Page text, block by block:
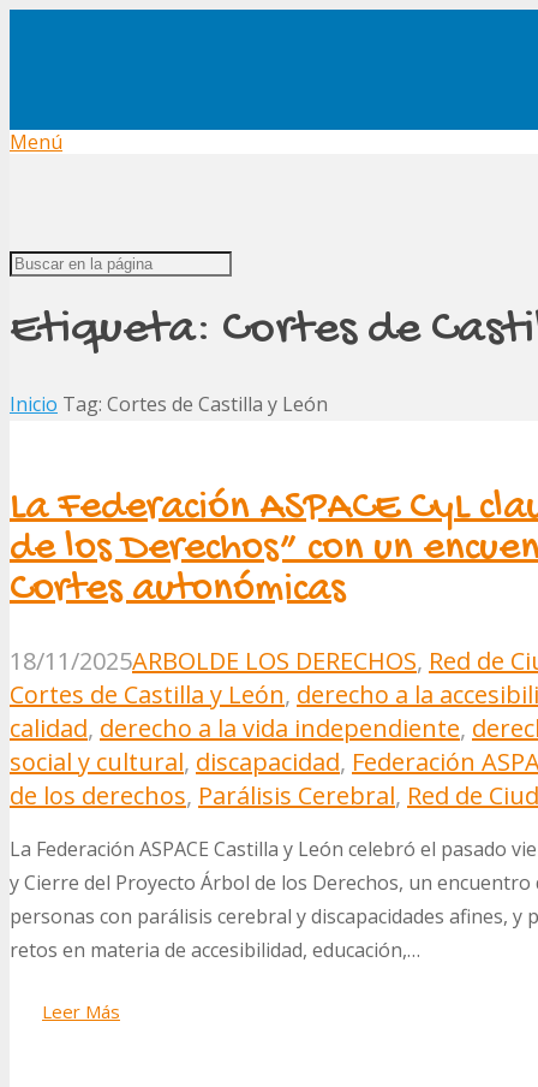
Menú
Etiqueta: Cortes de
Inicio Tag: Cortes de Castilla y León
La Federación ASPACE CyL
de los Derechos” con un
Cortes autonómicas
18/11/2025ARBOLDE LOS DERECHOS, Red de
Cortes de Castilla y León, derecho a la
calidad, derecho a la vida independiente,
social y cultural, discapacidad, Federación
de los derechos, Parálisis Cerebral, Red de
La Federación ASPACE Castilla y León celebró el pasado
y Cierre del Proyecto Árbol de los Derechos, un
personas con parálisis cerebral y discapacidades afines,
retos en materia de accesibilidad, educación,…
Leer Más